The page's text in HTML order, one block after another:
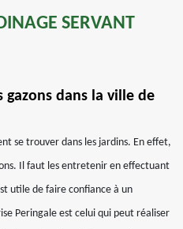
SERVANT
gazons dans la ville de
se trouver dans les jardins. En effet,
Il faut les entretenir en effectuant
utile de faire confiance à un
Peringale est celui qui peut réaliser